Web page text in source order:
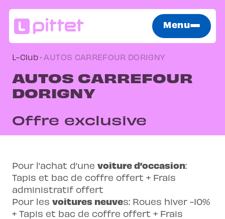
Menu
L-Club · AUTOS CARREFOUR DORIGNY
AUTOS CARREFOUR
DORIGNY
Offre exclusive
Pour l’achat d’une voiture d’occasion:
Tapis et bac de coffre offert + Frais
administratif offert
Pour les voitures neuves: Roues hiver -10%
+ Tapis et bac de coffre offert + Frais